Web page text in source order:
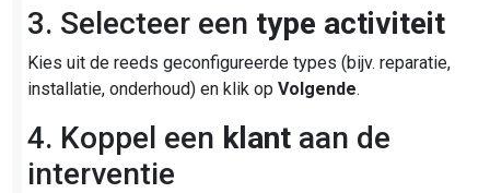
3. Selecteer een type activiteit
Kies uit de reeds geconfigureerde types (bijv. reparatie,
installatie, onderhoud) en klik opVolgende.
4. Koppel een klant aan de
interventie